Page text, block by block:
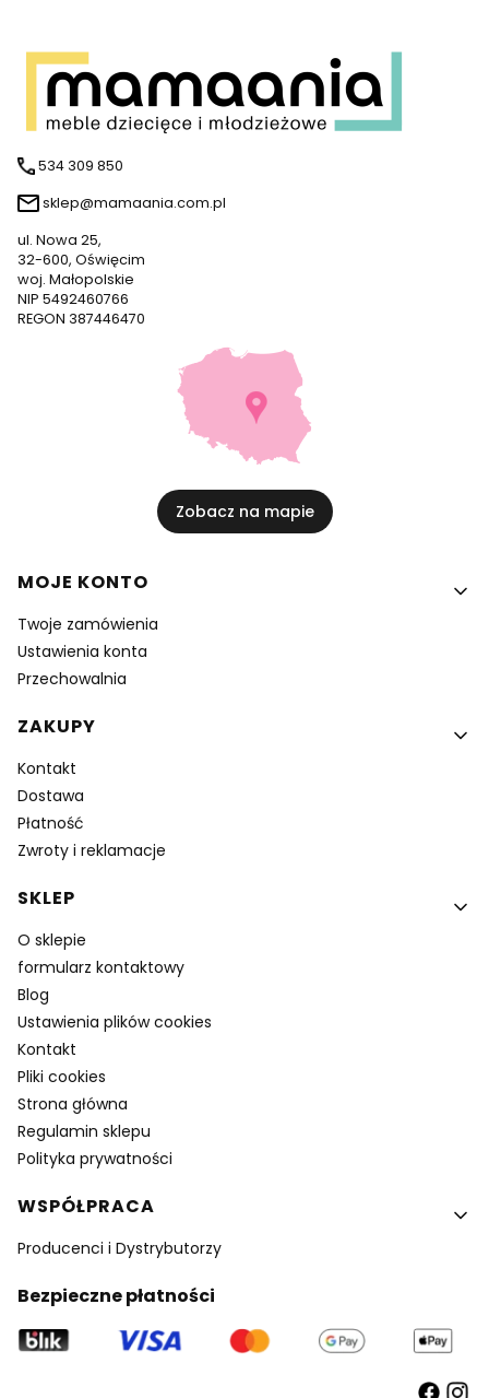
534 309 850
sklep@mamaania.com.pl
ul. Nowa 25,
32-600, Oświęcim
woj. Małopolskie
NIP 5492460766
REGON 387446470
Zobacz na mapie
Linki w stopce
MOJE KONTO
Twoje zamówienia
Ustawienia konta
Przechowalnia
ZAKUPY
Kontakt
Dostawa
Płatność
Zwroty i reklamacje
SKLEP
O sklepie
formularz kontaktowy
Blog
Ustawienia plików cookies
Kontakt
Pliki cookies
Strona główna
Regulamin sklepu
Polityka prywatności
WSPÓŁPRACA
Producenci i Dystrybutorzy
Bezpieczne płatności